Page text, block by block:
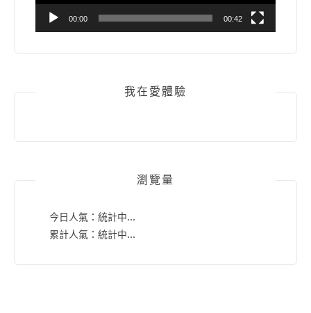
00:00 00:42
我在愛體驗
瀏覽量
今日人氣： 統計中...
累計人氣： 統計中...